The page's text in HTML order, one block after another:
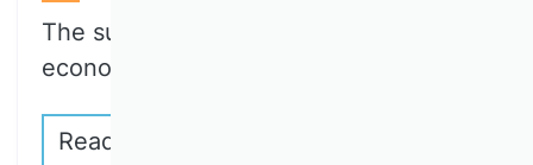
The sustainable transformation of the
economy and…
Read more